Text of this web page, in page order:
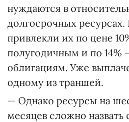
нуждаются в
долгосрочных
привлекли их по цене
полугодичным и по 14%
облигациям. Уже
одному из траншей.
— Однако ресурсы на
месяцев сложно